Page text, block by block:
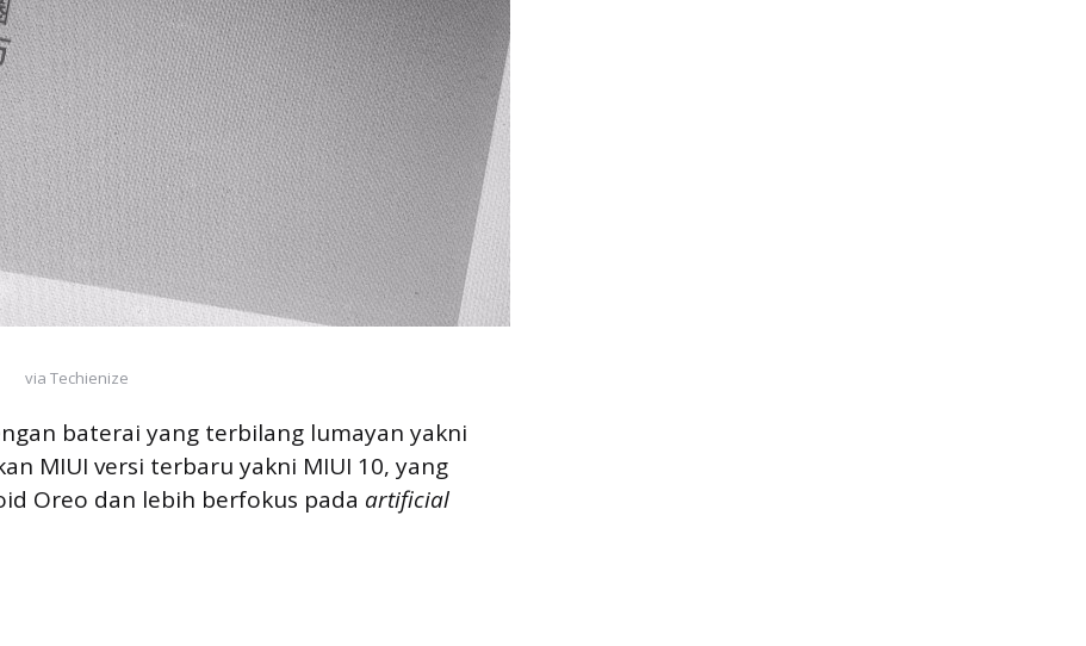
via Techienize
baterai yang terbilang lumayan yakni
MIUI versi terbaru yakni MIUI 10, yang
Oreo dan lebih berfokus pada artificial